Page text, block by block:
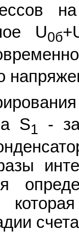
U0б
S1
-